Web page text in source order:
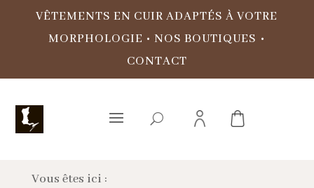
VÊTEMENTS EN CUIR ADAPTÉS À VOTRE
MORPHOLOGIE • NOS BOUTIQUES •
CONTACT
Vous êtes ici :